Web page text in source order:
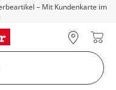
– Mit Kundenkarte im